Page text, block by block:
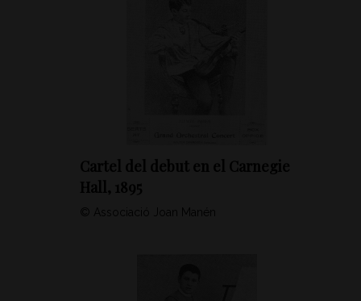
Cartel del debut en el Carnegie
Hall, 1895
© Associació Joan Manén